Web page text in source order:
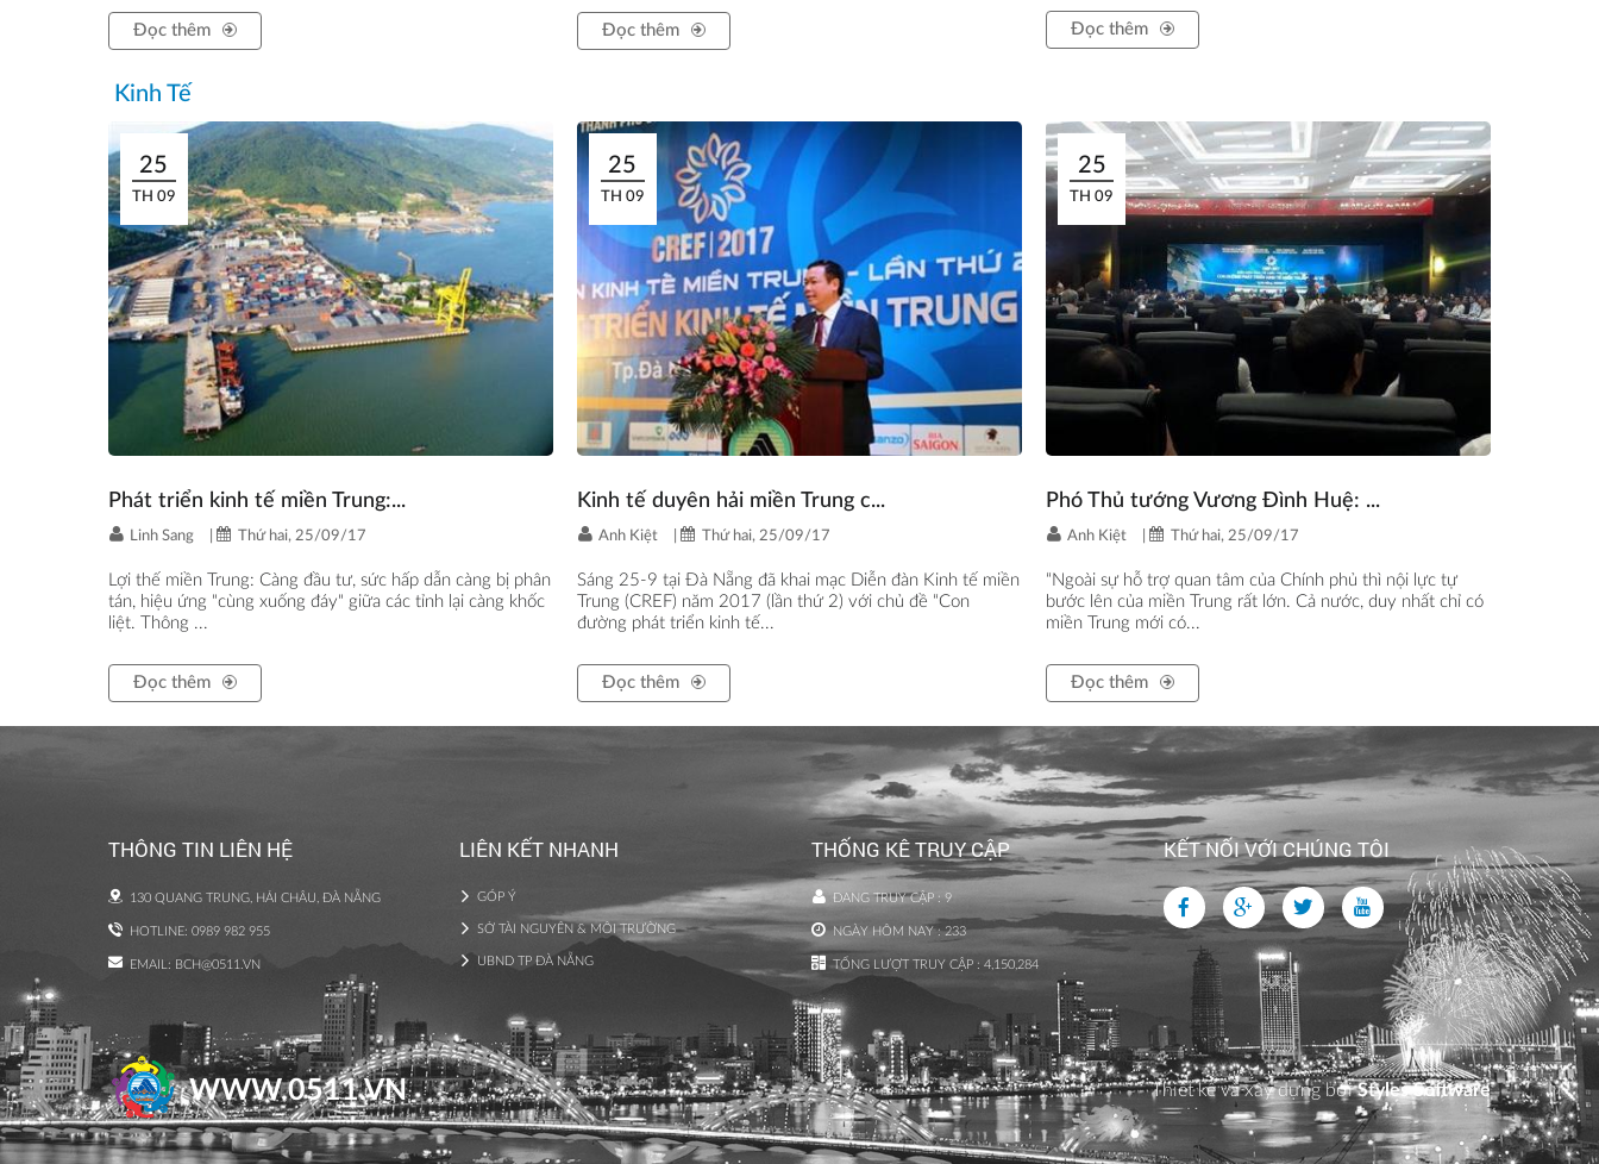
Đọc thêm Đọc thêm Đọc thêm
Kinh Tế
25
TH 09
Phát triển kinh tế miền Trung:...
Linh Sang Thứ hai, 25/09/17
Lợi thế miền Trung: Càng đầu tư, sức hấp dẫn càng bị phân
tán, hiệu ứng "cùng xuống đáy" giữa các tỉnh lại càng khốc
liệt. Thông ...
Đọc thêm
25
TH 09
Kinh tế duyên hải miền Trung c...
Anh Kiệt Thứ hai, 25/09/17
Sáng 25-9 tại Đà Nẵng đã khai mạc Diễn đàn Kinh tế miền
Trung (CREF) năm 2017 (lần thứ 2) với chủ đề “Con
đường phát triển kinh tế...
Đọc thêm
25
TH 09
Phó Thủ tướng Vương Đình Huệ: ...
Anh Kiệt Thứ hai, 25/09/17
“Ngoài sự hỗ trợ quan tâm của Chính phủ thì nội lực tự
bước lên của miền Trung rất lớn. Cả nước, duy nhất chỉ có
miền Trung mới có...
Đọc thêm
THÔNG TIN LIÊN HỆ
130 QUANG TRUNG, HẢI CHÂU, ĐÀ NẴNG
HOTLINE: 0989 982 955
EMAIL: BCH@0511.VN
LIÊN KẾT NHANH
GÓP Ý
SỞ TÀI NGUYÊN & MÔI TRƯỜNG
UBND TP ĐÀ NẴNG
THỐNG KÊ TRUY CẬP
ĐANG TRUY CẬP : 9
NGÀY HÔM NAY :233
TỔNG LƯỢT TRUY CẬP : 4,150,284
KẾT NỐI VỚI CHÚNG TÔI
WWW.0511.VN Thiết kế và xây dựng bởiStyles Software
0989.982.955